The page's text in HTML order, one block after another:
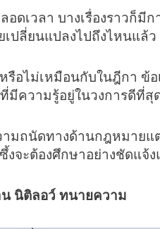
เวลา บางเรื่องราวก็มี
ปลี่ยนแปลงไปถึงไหนแล้
รือไม่เหมือนกับในฎีกา
ความรู้อยู่ในวงการดีที่สุ
ถนัดทางด้านกฎหมายแ
จะต้องศึกษาอย่างชัดแจ้ง
น นิติลอว์ ทนายความ